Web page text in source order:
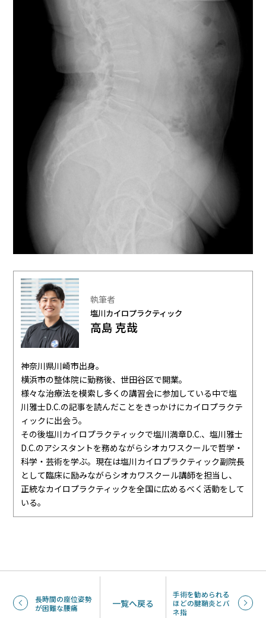
執筆者
塩川カイロプラクティック
高島 克哉
神奈川県川崎市出身。
横浜市の整体院に勤務後、世田谷区で開業。
様々な治療法を模索し多くの講習会に参加している中で塩
川雅士D.C.の記事を読んだことをきっかけにカイロプラクテ
ィックに出会う。
その後塩川カイロプラクティックで塩川満章D.C.、塩川雅士
D.C.のアシスタントを務めながらシオカワスクールで哲学・
科学・芸術を学ぶ。現在は塩川カイロプラクティック副院長
として臨床に励みながらシオカワスクール講師を担当し、
正統なカイロプラクティックを全国に広めるべく活動をして
いる。
長時間の座位姿勢
が困難な腰痛
一覧へ戻る
手術を勧められる
ほどの腱鞘炎とバ
ネ指